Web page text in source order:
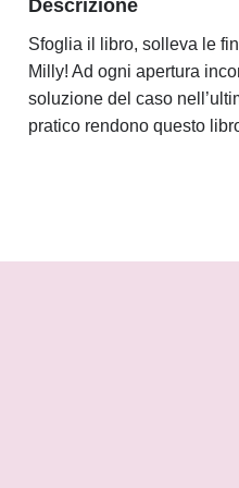
Descrizione
Sfoglia il libro, solleva le
Milly! Ad ogni apertura
soluzione del caso
pratico rendono questo